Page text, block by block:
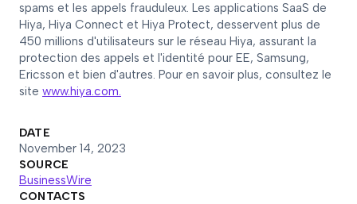
spams et les appels frauduleux. Les applications SaaS de
Hiya, Hiya Connect et Hiya Protect, desservent plus de
450 millions d'utilisateurs sur le réseau Hiya, assurant la
protection des appels et l'identité pour EE, Samsung,
Ericsson et bien d'autres. Pour en savoir plus, consultez le
site www.hiya.com.
DATE
November 14, 2023
SOURCE
BusinessWire
CONTACTS